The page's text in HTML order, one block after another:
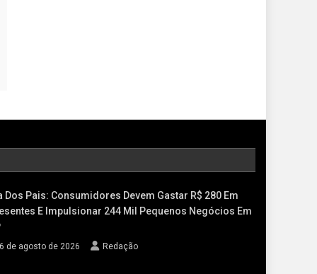
Dos Pais: Consumidores Devem Gastar R$ 280 Em
E Impulsionar 244 Mil Pequenos Negócios Em
de agosto de 2026 Redação